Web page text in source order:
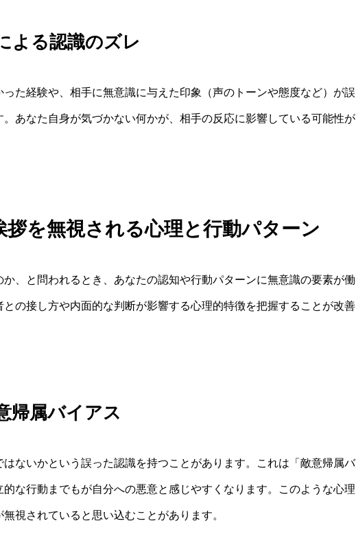
よる認識のズレ
た経験や、相手に無意識に与えた印象（声のトーンや態度など）が誤
あなた自身が気づかない何かが、相手の反応に影響している可能性が
拶を無視される心理と行動パターン
、と問われるとき、あなたの認知や行動パターンに無意識の要素が働
の接し方や内面的な判断が影響する心理的特徴を把握することが改善
帰属バイアス
ないかという誤った認識を持つことがあります。これは「敵意帰属バ
な行動までもが自分への悪意と感じやすくなります。このような心理
視されていると思い込むことがあります。